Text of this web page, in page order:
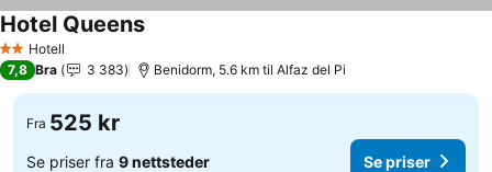
2 Stjerner
Hotell
Hotel QueensSe priser
7,8 Bra 3 383 Benidorm, 5.6 km til Alfaz del Pi
Fra 525 kr
Se priser fra 9 nettsteder Se priser